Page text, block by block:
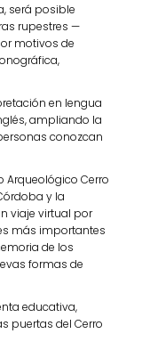
será posible
rupestres —
motivos de
en lengua
ampliando la
conozcan
Arqueológico Cerro
y la
viaje virtual por
más importantes
de los
formas de
educativa,
puertas del Cerro